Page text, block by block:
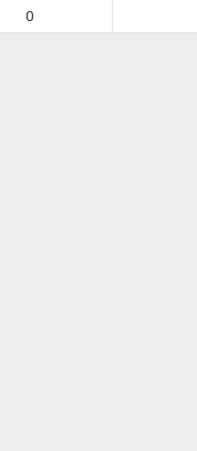
0